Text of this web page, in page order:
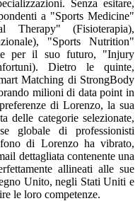
Senza esitare,
a "Sports Medicine"
Therapy" (Fisioterapia),
"Sports Nutrition"
per il suo futuro, "Injury
Dietro le quinte,
Matching di StrongBody
milioni di data point in
di Lorenzo, la sua
delle categorie selezionate,
globale di professionisti
di Lorenzo ha vibrato,
dettagliata contenente una
allineati alle sue
Unito, negli Stati Uniti e
le loro competenze.